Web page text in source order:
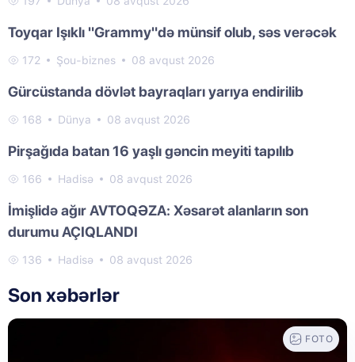
Toyqar Işıklı "Grammy"də münsif olub, səs verəcək
172 Şou-biznes 08 avqust 2026
Gürcüstanda dövlət bayraqları yarıya endirilib
168 Dünya 08 avqust 2026
Pirşağıda batan 16 yaşlı gəncin meyiti tapılıb
166 Hadisə 08 avqust 2026
İmişlidə ağır AVTOQƏZA: Xəsarət alanların son
durumu AÇIQLANDI
136 Hadisə 08 avqust 2026
Son xəbərlər
FOTO